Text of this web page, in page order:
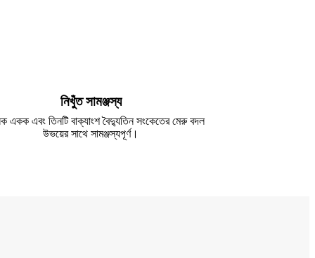
নিখুঁত সামঞ্জস্য
একক এবং তিনটি বাক্যাংশ বৈদ্যুতিন সংকেতের মেরু বদল
উভয়ের সাথে সামঞ্জস্যপূর্ণ।